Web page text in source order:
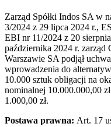
Zarząd Spółki Indos SA w
3/2024 z 29 lipca 2024 r.,
EBI nr 11/2024 z 20
października 2024 r.
Warszawie SA podjął
wprowadzenia do
10.000 sztuk obligacji na
nominalnej 10.000.000,00
1.000,00 zł.
Postawa prawna: Art. 17